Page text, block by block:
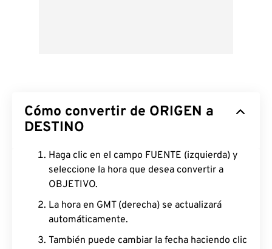
Cómo convertir de ORIGEN a
DESTINO
Haga clic en el campo FUENTE (izquierda) y
seleccione la hora que desea convertir a
OBJETIVO.
La hora en GMT (derecha) se actualizará
automáticamente.
También puede cambiar la fecha haciendo clic